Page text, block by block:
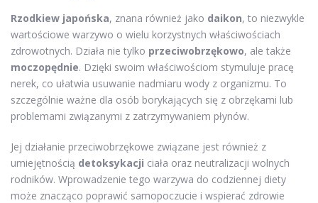
Rzodkiew japońska, znana również jako daikon, to niezwykle
wartościowe warzywo o wielu korzystnych właściwościach
zdrowotnych. Działa nie tylko przeciwobrzękowo, ale także
moczopędnie. Dzięki swoim właściwościom stymuluje pracę
nerek, co ułatwia usuwanie nadmiaru wody z organizmu. To
szczególnie ważne dla osób borykających się z obrzękami lub
problemami związanymi z zatrzymywaniem płynów.
Jej działanie przeciwobrzękowe związane jest również z
umiejętnością detoksykacji ciała oraz neutralizacji wolnych
rodników. Wprowadzenie tego warzywa do codziennej diety
może znacząco poprawić samopoczucie i wspierać zdrowie